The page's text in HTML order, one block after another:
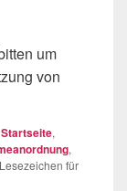
um
von
Startseite,
,
für